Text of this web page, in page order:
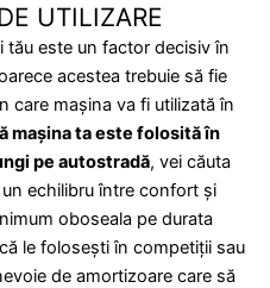
UTILIZARE
tău este un factor decisiv în
acestea trebuie să fie
care mașina va fi utilizată în
mașina ta este folosită în
pe autostradă, vei căuta
echilibru între confort și
oboseala pe durata
le folosești în competiții sau
de amortizoare care să